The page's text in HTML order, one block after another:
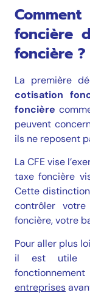
foncière
foncière ?
La première
cotisation
foncière
peuvent
ils ne reposent
La CFE vise
taxe foncière
Cette
contrôler
foncière, votre
Pour aller plus
il est utile
entreprises